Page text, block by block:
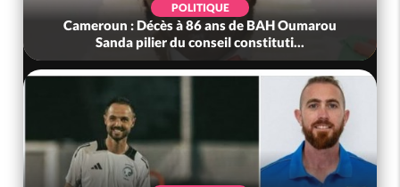
POLITIQUE
Cameroun : Décès à 86 ans de BAH Oumarou
Sanda pilier du conseil constituti...